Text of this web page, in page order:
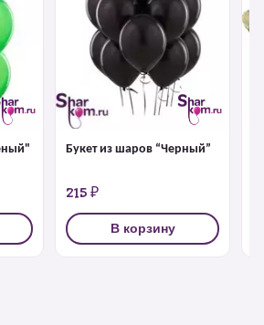
Букет из шаров “Черный”
215 ₽
В корзину